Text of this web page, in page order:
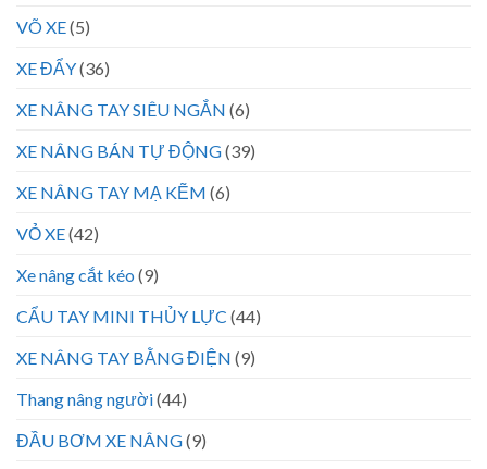
VÕ XE(5)
XE ĐẨY(36)
XE NÂNG TAY SIÊU NGẮN (6)
XE NÂNG BÁN TỰ ĐỘNG(39)
XE NÂNG TAY MẠ KẼM (6)
VỎ XE(42)
Xe nâng cắt kéo (9)
CẨU TAY MINI THỦY LỰC (44)
XE NÂNG TAY BẰNG ĐIỆN (9)
Thang nâng người(44)
ĐẦU BƠM XE NÂNG(9)